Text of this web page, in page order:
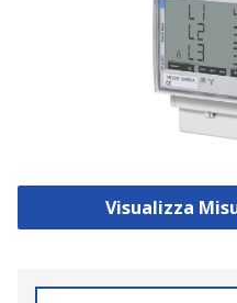
Visualizza